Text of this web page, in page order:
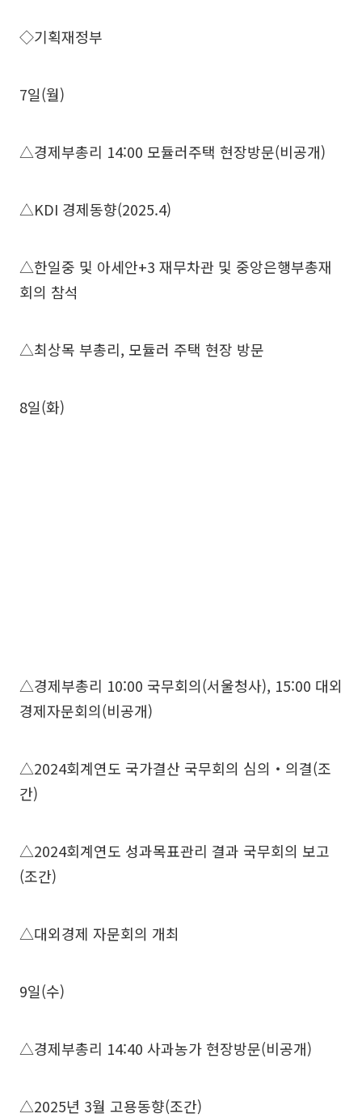
◇기획재정부
7일(월)
△경제부총리 14:00 모듈러주택 현장방문(비공개)
△KDI 경제동향(2025.4)
△한일중 및 아세안+3 재무차관 및 중앙은행부총재
회의 참석
△최상목 부총리, 모듈러 주택 현장 방문
8일(화)
△경제부총리 10:00 국무회의(서울청사), 15:00 대외
경제자문회의(비공개)
△2024회계연도 국가결산 국무회의 심의‧의결(조
간)
△2024회계연도 성과목표관리 결과 국무회의 보고
(조간)
△대외경제 자문회의 개최
9일(수)
△경제부총리 14:40 사과농가 현장방문(비공개)
△2025년 3월 고용동향(조간)